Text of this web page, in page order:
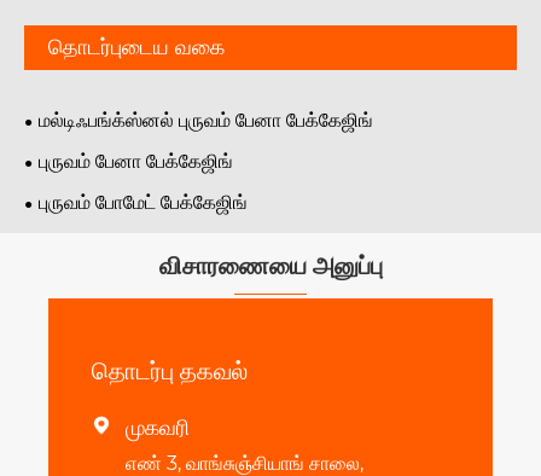
தொடர்புடைய வகை
மல்டிஃபங்க்ஸ்னல் புருவம் பேனா பேக்கேஜிங்
புருவம் பேனா பேக்கேஜிங்
புருவம் போமேட் பேக்கேஜிங்
விசாரணையை அனுப்பு
தொடர்பு தகவல்
 முகவரி
எண் 3, வாங்சுஞ்சியாங் சாலை,